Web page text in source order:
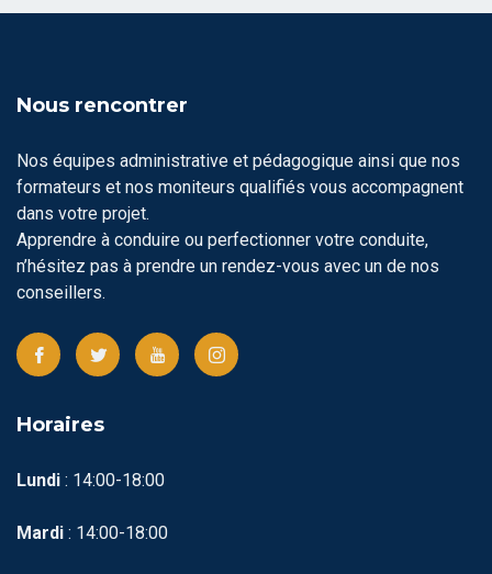
Nous rencontrer
Nos équipes administrative et pédagogique ainsi que nos
formateurs et nos moniteurs qualifiés vous accompagnent
dans votre projet.
Apprendre à conduire ou perfectionner votre conduite,
n’hésitez pas à prendre un rendez-vous avec un de nos
conseillers.
Horaires
Lundi : 14:00-18:00
Mardi : 14:00-18:00